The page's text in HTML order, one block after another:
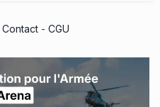
Contact- CGU